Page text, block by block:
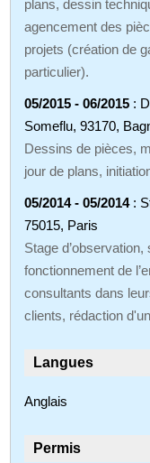
plans, dessin
agencement des
projets (création de
particulier).
05/2015 - 06/2015 :
Someflu, 93170,
Dessins de pièces,
jour de plans,
05/2014 - 05/2014:
75015, Paris
Stage
fonctionnement de
consultants dans
clients, rédaction
Langues
Anglais
Permis